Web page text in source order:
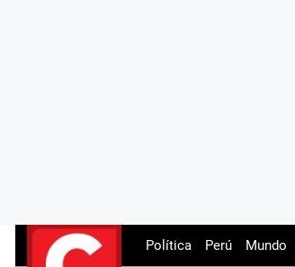
Política Perú Mundo